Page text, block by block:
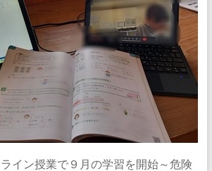
イン授業で９月の学習を開始～危険